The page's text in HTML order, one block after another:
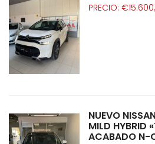
PRECIO:
NUEVO
MILD HYBRID
ACABADO N-